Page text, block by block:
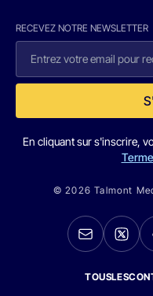
RECEVEZ NOTRE NEWSLETTER
En cliquant sur s'inscrire,
© 2026 Talmont